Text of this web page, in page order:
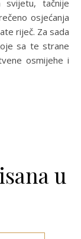
tačnije
osjećanja
riječ. Za sada
sa te strane
osmijehe i
u